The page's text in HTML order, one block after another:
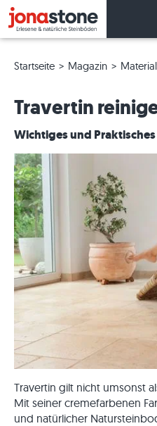
Startseite Magazin
Travertin
Wichtiges und
Travertin gilt nicht umsonst
Mit seiner cremefarbenen
und natürlicher